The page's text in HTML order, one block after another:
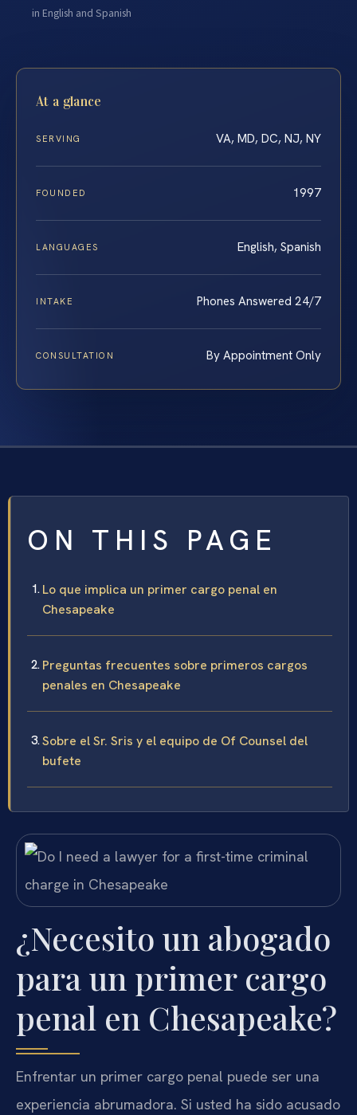
in English and Spanish
At a glance
SERVING VA, MD, DC, NJ, NY
FOUNDED 1997
LANGUAGES English, Spanish
INTAKE Phones Answered 24/7
CONSULTATION By Appointment Only
ON THIS PAGE
Lo que implica un primer cargo penal en
Chesapeake
Preguntas frecuentes sobre primeros cargos
penales en Chesapeake
Sobre el Sr. Sris y el equipo de Of Counsel del
bufete
¿Necesito un abogado
para un primer cargo
penal en Chesapeake?
Enfrentar un primer cargo penal puede ser una
experiencia abrumadora. Si usted ha sido acusado